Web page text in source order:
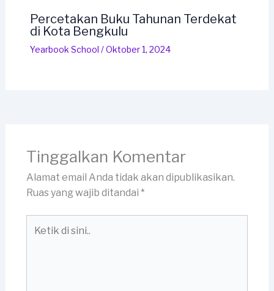
Percetakan Buku Tahunan Terdekat
di Kota Bengkulu
Yearbook School /Oktober 1, 2024
Tinggalkan Komentar
Alamat email Anda tidak akan dipublikasikan.
Ruas yang wajib ditandai *